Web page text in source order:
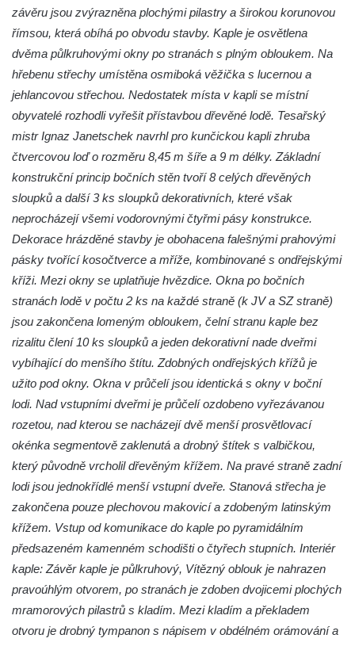
Křížová cesta Římov – V. kaple – Smutná
duše
Křížová cesta Římov – IV. kaple – Pustá ves
Křížová cesta Římov – II. kaple – Poslední
večeře Páně
Křížová cesta Římov – I. kaple – Loučení
Ježíše s Pannou Marií
Márnice na hřbitově v Římově
Kaple v Horním Třeboníně
Kaple mezi Dolním Třebonínem a Horním
Třebonínem
Kaple v severní části Dolního Třebonína
Márnice na hřbitově v Rybniště
Kaple u kostela svatého Jiljí v Lužci nad
Vltavou
Kaple Božího těla na hřbitově v Hostíně u
Vojkovic
Kostel Nanebevzetí Panny Marie v Hostíně
u Vojkovic
Kaple svatého Bartoloměje v Bukolu
Hřbitovní kaple na hřbitově v Lužci nad
Vltavou
závěru jsou zvýrazněna plochými pilastry a širokou korunovou
římsou, která obíhá po obvodu stavby. Kaple je osvětlena
dvěma půlkruhovými okny po stranách s plným obloukem. Na
hřebenu střechy umístěna osmiboká věžička s lucernou a
jehlancovou střechou. Nedostatek místa v kapli se místní
obyvatelé rozhodli vyřešit přístavbou dřevěné lodě. Tesařský
mistr Ignaz Janetschek navrhl pro kunčickou kapli zhruba
čtvercovou loď o rozměru 8,45 m šíře a 9 m délky. Základní
konstrukční princip bočních stěn tvoří 8 celých dřevěných
sloupků a další 3 ks sloupků dekorativních, které však
neprocházejí všemi vodorovnými čtyřmi pásy konstrukce.
Dekorace hrázděné stavby je obohacena falešnými prahovými
pásky tvořící kosočtverce a mříže, kombinované s ondřejskými
kříži. Mezi okny se uplatňuje hvězdice. Okna po bočních
stranách lodě v počtu 2 ks na každé straně (k JV a SZ straně)
jsou zakončena lomeným obloukem, čelní stranu kaple bez
rizalitu člení 10 ks sloupků a jeden dekorativní nade dveřmi
vybíhající do menšího štítu. Zdobných ondřejských křížů je
užito pod okny. Okna v průčelí jsou identická s okny v boční
lodi. Nad vstupními dveřmi je průčelí ozdobeno vyřezávanou
rozetou, nad kterou se nacházejí dvě menší prosvětlovací
okénka segmentově zaklenutá a drobný štítek s valbičkou,
který původně vrcholil dřevěným křížem. Na pravé straně zadní
lodi jsou jednokřídlé menší vstupní dveře. Stanová střecha je
zakončena pouze plechovou makovicí a zdobeným latinským
křížem. Vstup od komunikace do kaple po pyramidálním
předsazeném kamenném schodišti o čtyřech stupních. Interiér
kaple: Závěr kaple je půlkruhový, Vítězný oblouk je nahrazen
pravoúhlým otvorem, po stranách je zdoben dvojicemi plochých
mramorových pilastrů s kladím. Mezi kladím a překladem
otvoru je drobný tympanon s nápisem v obdélném orámování a